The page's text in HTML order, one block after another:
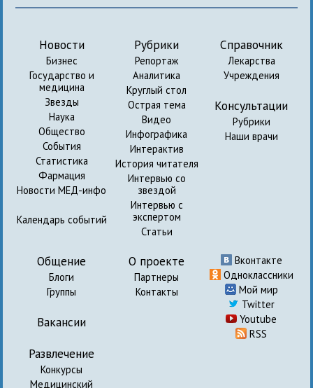
Новости
Бизнес
Государство и
медицина
Звезды
Наука
Общество
События
Статистика
Фармация
Новости МЕД-инфо
Календарь событий
Рубрики
Репортаж
Аналитика
Круглый стол
Острая тема
Видео
Инфографика
Интерактив
История читателя
Интервью со
звездой
Интервью с
экспертом
Статьи
Справочник
Лекарства
Учреждения
Консультации
Рубрики
Наши врачи
Общение
Блоги
Группы
Вакансии
Развлечение
Конкурсы
Медицинский
О проекте
Партнеры
Контакты
Вконтакте
Одноклассники
Мой мир
Twitter
Youtube
RSS